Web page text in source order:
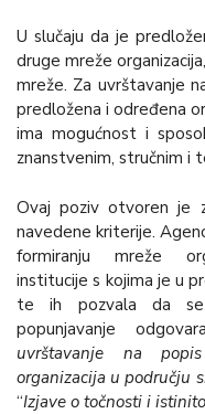
U slučaju da je
druge mreže
mreže. Za uvrštavanje
predložena i određena
ima mogućnost i
znanstvenim, stručnim i
Ovaj poziv otvoren je
navedene kriterije.
formiranju mreže
institucije s kojima je u
te ih pozvala da se
popunjavanje
uvrštavanje na
organizacija u području
“Izjave o točnosti i